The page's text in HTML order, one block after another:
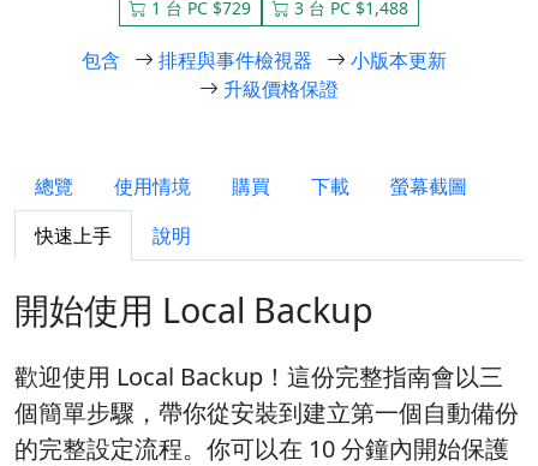
1 台 PC $729 3 台 PC $1,488
包含 排程與事件檢視器
小版本更新
升級價格保證
總覽 使用情境 購買 下載
螢幕截圖
快速上手
說明
開始使用 Local Backup
歡迎使用 Local Backup！這份完整指南會以三
個簡單步驟，帶你從安裝到建立第一個自動備份
的完整設定流程。你可以在 10 分鐘內開始保護